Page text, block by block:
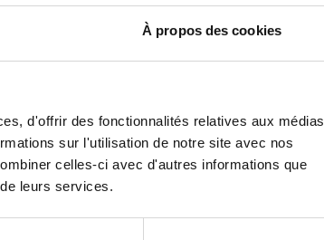
À propos des cookies
d'offrir des fonctionnalités relatives aux médias
sur l'utilisation de notre site avec nos
celles-ci avec d'autres informations que
leurs services.
préservées invitent à la
caractéristiques.
les richesses culinaires et naturelles